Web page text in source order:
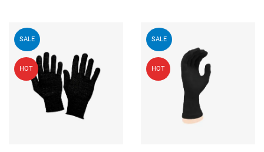
SALE
HOT
Voeg toe aan mijn wenslijst
Quick View
SALE
HOT